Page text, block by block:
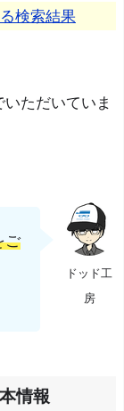
検索結果
ただいていま
ドッド工
房
ご
情報